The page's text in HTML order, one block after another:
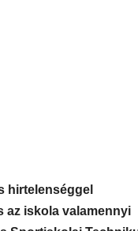
hirtelenséggel
az iskola valamennyi